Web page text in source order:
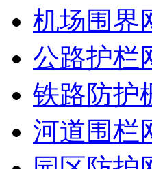
机场围界
公路护栏
铁路防护
河道围栏